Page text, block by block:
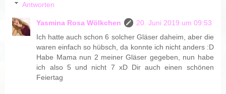
Antworten
Yasmina Rosa Wölkchen
20. Juni 2019 um 09:53
Ich hatte auch schon 6 solcher Gläser daheim, aber die
waren einfach so hübsch, da konnte ich nicht anders :D
Habe Mama nun 2 meiner Gläser gegeben, nun habe
ich also 5 und nicht 7 xD Dir auch einen schönen
Feiertag